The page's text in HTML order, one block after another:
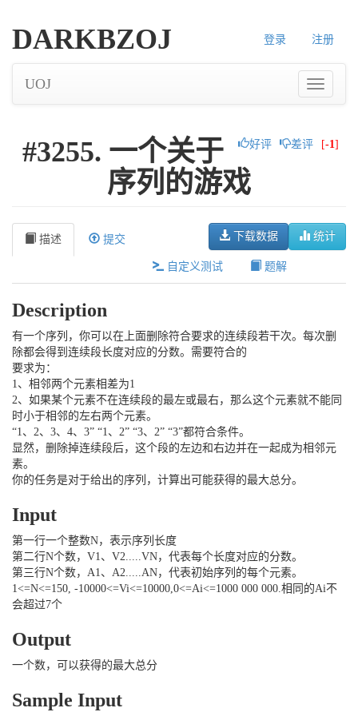
登录 注册
DARKBZOJ
UOJ
好评 差评 [-1]
#3255. 一个关于
序列的游戏
统计
下载数据
描述 提交
自定义测试 题解
Description
有一个序列，你可以在上面删除符合要求的连续段若干次。每次删
除都会得到连续段长度对应的分数。需要符合的
要求为：
1、相邻两个元素相差为1
2、如果某个元素不在连续段的最左或最右，那么这个元素就不能同
时小于相邻的左右两个元素。
“1、2、3、4、3” “1、2” “3、2” “3”都符合条件。
显然，删除掉连续段后，这个段的左边和右边并在一起成为相邻元
素。
你的任务是对于给出的序列，计算出可能获得的最大总分。
Input
第一行一个整数N，表示序列长度
第二行N个数，V1、V2.....VN，代表每个长度对应的分数。
第三行N个数，A1、A2.....AN，代表初始序列的每个元素。
1<=N<=150, -10000<=Vi<=10000,0<=Ai<=1000 000 000.相同的Ai不
会超过7个
Output
一个数，可以获得的最大总分
Sample Input